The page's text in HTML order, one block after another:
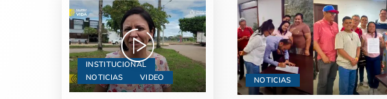
INSTITUCIONAL
NOTICIAS
VIDEO NOTICIAS